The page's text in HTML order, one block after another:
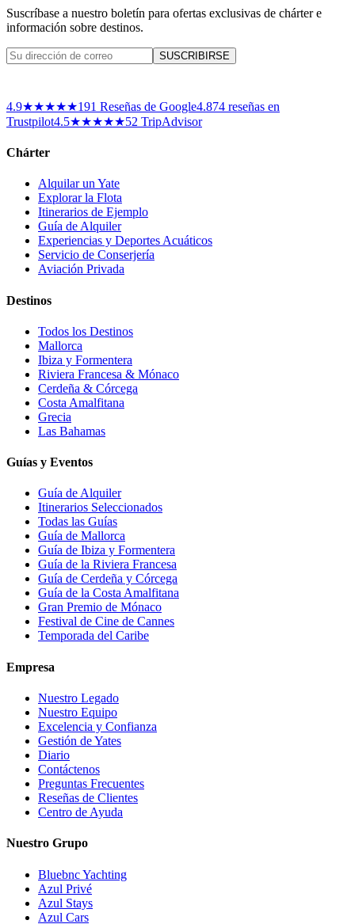
Suscríbase a nuestro boletín para ofertas exclusivas de chárter e
información sobre destinos.
SUSCRIBIRSE
4.9★★★★★191 Reseñas de Google4.874 reseñas en
Trustpilot4.5★★★★★52 TripAdvisor
Chárter
Alquilar un Yate
Explorar la Flota
Itinerarios de Ejemplo
Guía de Alquiler
Experiencias y Deportes Acuáticos
Servicio de Conserjería
Aviación Privada
Destinos
Todos los Destinos
Mallorca
Ibiza y Formentera
Riviera Francesa & Mónaco
Cerdeña & Córcega
Costa Amalfitana
Grecia
Las Bahamas
Guías y Eventos
Guía de Alquiler
Itinerarios Seleccionados
Todas las Guías
Guía de Mallorca
Guía de Ibiza y Formentera
Guía de la Riviera Francesa
Guía de Cerdeña y Córcega
Guía de la Costa Amalfitana
Gran Premio de Mónaco
Festival de Cine de Cannes
Temporada del Caribe
Empresa
Nuestro Legado
Nuestro Equipo
Excelencia y Confianza
Gestión de Yates
Diario
Contáctenos
Preguntas Frecuentes
Reseñas de Clientes
Centro de Ayuda
Nuestro Grupo
Bluebnc Yachting
Azul Privé
Azul Stays
Azul Cars